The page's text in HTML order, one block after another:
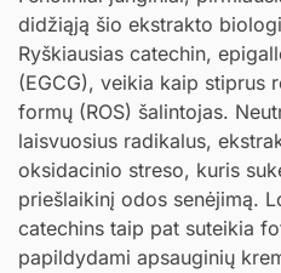
didžiąją šio ekstrakto
Ryškiausias catechin,
(EGCG), veikia kaip stiprus
formų (ROS) šalintojas.
laisvuosius radikalus,
oksidacinio streso, kuris
priešlaikinį odos senėjimą.
catechins taip pat suteikia
papildydami apsauginių